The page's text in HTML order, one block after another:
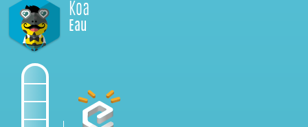
Koa
Eau